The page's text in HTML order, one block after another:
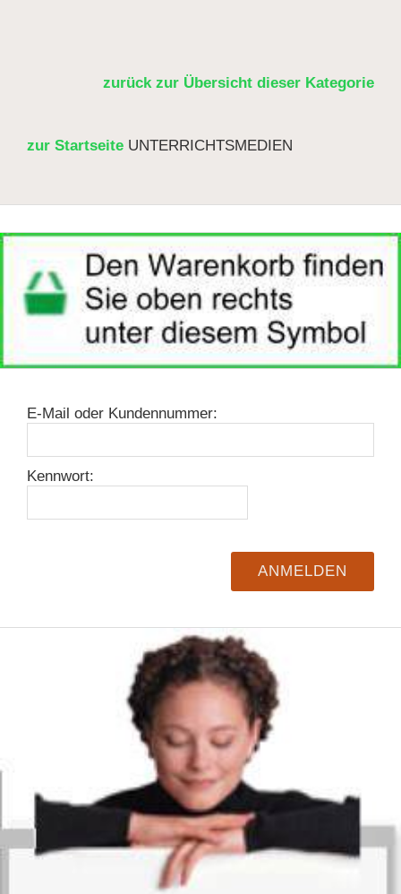
zurück zur Übersicht dieser Kategorie
zur Startseite UNTERRICHTSMEDIEN
E-Mail oder Kundennummer:
Kennwort: